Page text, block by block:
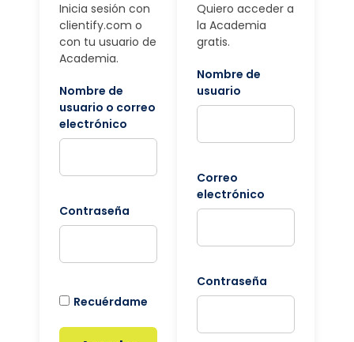
Inicia sesión con
clientify.com o
con tu usuario de
Academia.
Nombre de
usuario o correo
electrónico
Contraseña
Recuérdame
Quiero acceder a
la Academia
gratis.
Nombre de
usuario
Correo
electrónico
Contraseña